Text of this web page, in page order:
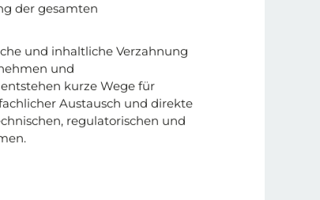
der gesamten
und inhaltliche Verzahnung
und
kurze Wege für
Austausch und direkte
regulatorischen und